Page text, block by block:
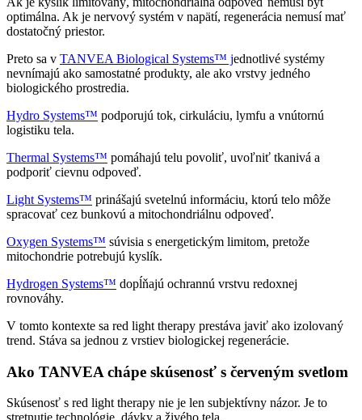
optimálna. Ak je nervový systém v napätí, regenerácia nemusí mať
dostatočný priestor.
Preto sa v TANVEA Biological Systems™ jednotlivé systémy
nevnímajú ako samostatné produkty, ale ako vrstvy jedného
biologického prostredia.
Hydro Systems™ podporujú tok, cirkuláciu, lymfu a vnútornú
logistiku tela.
Thermal Systems™ pomáhajú telu povoliť, uvoľniť tkanivá a
podporiť cievnu odpoveď.
Light Systems™ prinášajú svetelnú informáciu, ktorú telo môže
spracovať cez bunkovú a mitochondriálnu odpoveď.
Oxygen Systems™ súvisia s energetickým limitom, pretože
mitochondrie potrebujú kyslík.
Hydrogen Systems™ dopĺňajú ochrannú vrstvu redoxnej
rovnováhy.
V tomto kontexte sa red light therapy prestáva javiť ako izolovaný
trend. Stáva sa jednou z vrstiev biologickej regenerácie.
Ako TANVEA chápe skúsenosť s červeným svetlom
Skúsenosť s red light therapy nie je len subjektívny názor. Je to